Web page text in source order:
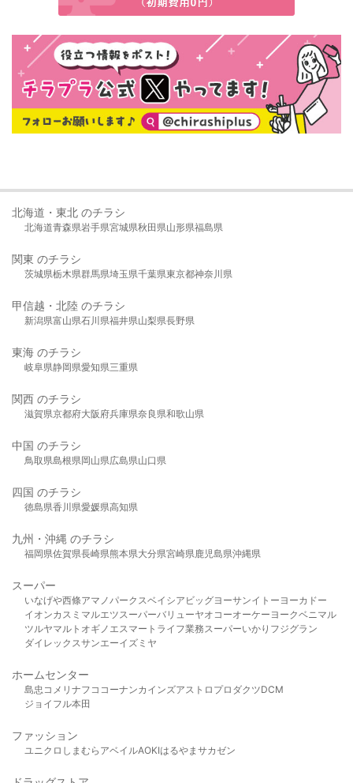
北海道・東北 のチラシ
北海道青森県岩手県宮城県秋田県山形県福島県
関東 のチラシ
茨城県栃木県群馬県埼玉県千葉県東京都神奈川県
甲信越・北陸 のチラシ
新潟県富山県石川県福井県山梨県長野県
東海 のチラシ
岐阜県静岡県愛知県三重県
関西 のチラシ
滋賀県京都府大阪府兵庫県奈良県和歌山県
中国 のチラシ
鳥取県島根県岡山県広島県山口県
四国 のチラシ
徳島県香川県愛媛県高知県
九州・沖縄 のチラシ
福岡県佐賀県長崎県熊本県大分県宮崎県鹿児島県沖縄県
スーパー
いなげや西條アマノパークスベイシア ビッグヨーサンイトーヨーカドー
イオンカスミ マルエツスーパーバリューヤオコーオーケー ヨークベニマル
ツルヤマルト オギノ エスマート ライフ業務スーパーいかり フジグラン
ダイレックスサンエーイズミヤ
ホームセンター
島忠 コメリ ナフコ コーナンカインズアストロプロダクツDCM
ジョイフル本田
ファッション
ユニクロ しまむら アベイルAOKIはるやま サカゼン